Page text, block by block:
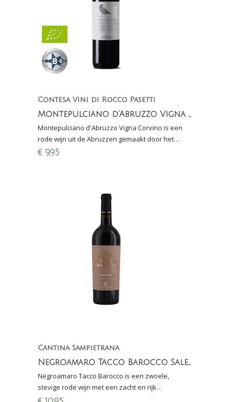
Contesa Vini di Rocco Pasetti
Montepulciano d'Abruzzo Vigna Corvino
Montepulciano d'Abruzzo Vigna Corvino is een
rode wijn uit de Abruzzen gemaakt door het
wijnhuis Contesa di Rocco Pasetti. Wijngaard in
€ 9,95
Cantina Sampietrana
Negroamaro Tacco Barocco Salento IGT
Negroamaro Tacco Barocco is een zwoele,
stevige rode wijn met een zacht en rijk
smaakpalet. Aroma's van pruimen, bosvruchten,